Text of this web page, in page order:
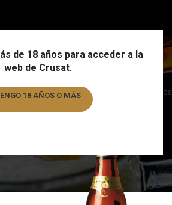
de 18 años para acceder a la
web de Crusat.
18 AÑOS O MÁS
Leffe
Showing all 2 results
Filtros